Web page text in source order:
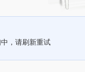
，请刷新重试